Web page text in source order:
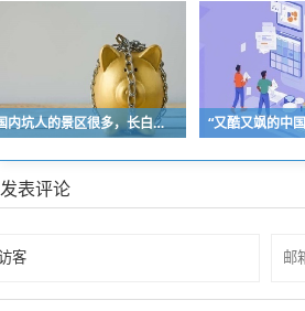
国内坑人的景区很多，长白天池只是其中被坑印象最深的那一个
发表评论